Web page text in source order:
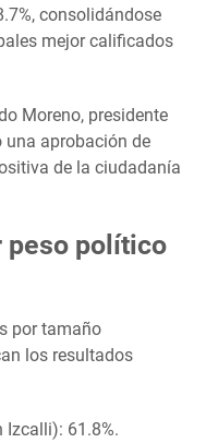
consolidándose
mejor calificados
Moreno, presidente
una aprobación de
de la ciudadanía
peso político
por tamaño
los resultados
Izcalli): 61.8%.